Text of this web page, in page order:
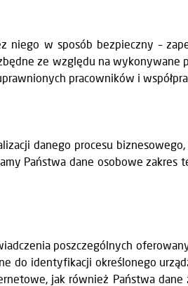
niego w sposób bezpieczny –
ze względu na wykonywane
pracowników i
danego procesu
Państwa dane osobowe zakres
poszczególnych
do identyfikacji określonego
jak również Państwa dane